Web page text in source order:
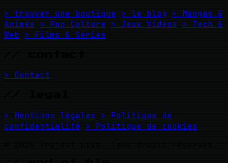
> trouver une boutique > le blog > Mangas &
Animés
> Pop Culture > Jeux Vidéos
> Tech &
Web > Films & Séries
> Contact
> Mentions légales
> Politique de
confidentialité > Politique de cookies